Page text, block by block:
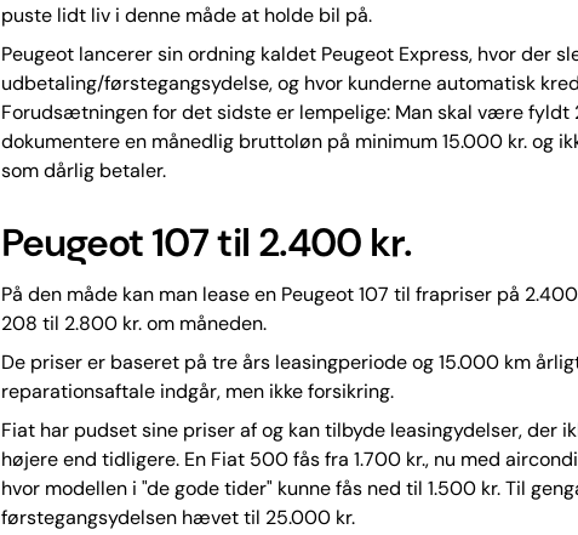
puste lidt liv i denne måde at holde bil på.
Peugeot lancerer sin ordning kaldet Peugeot Express, hvor der
udbetaling/førstegangsydelse, og hvor kunderne automatisk
Forudsætningen for det sidste er lempelige: Man skal være fyldt
dokumentere en månedlig bruttoløn på minimum 15.000 kr. og
som dårlig betaler.
Peugeot 107 til 2.400 kr.
På den måde kan man lease en Peugeot 107 til frapriser på
208 til 2.800 kr. om måneden.
De priser er baseret på tre års leasingperiode og 15.000 km
reparationsaftale indgår, men ikke forsikring.
Fiat har pudset sine priser af og kan tilbyde leasingydelser, der
højere end tidligere. En Fiat 500 fås fra 1.700 kr., nu med
hvor modellen i "de gode tider" kunne fås ned til 1.500 kr. Til
førstegangsydelsen hævet til 25.000 kr.